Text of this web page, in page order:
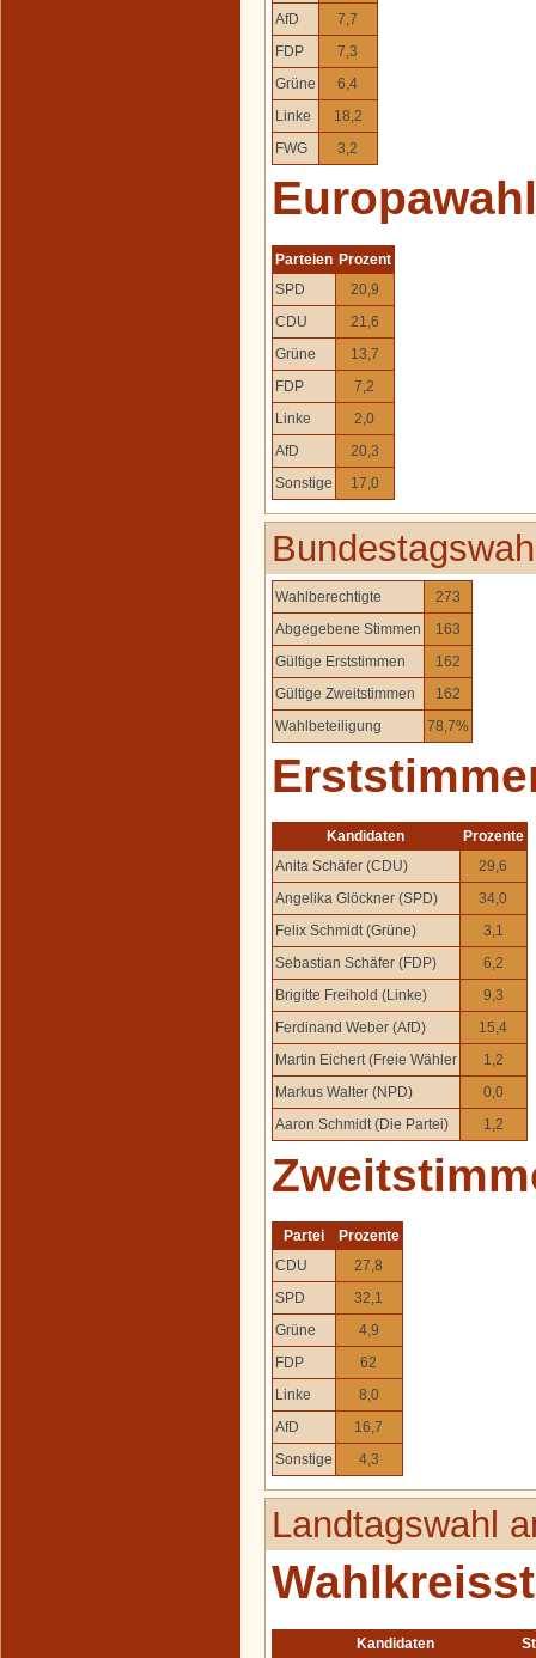
AfD
7,7
FDP
7,3
Grüne
6,4
Linke
18,2
FWG
3,2
Europawahl
Parteien Prozent
SPD
20,9
CDU
21,6
Grüne
13,7
FDP
7,2
Linke
2,0
AfD
20,3
Sonstige
17,0
Wahlberechtigte
273
Abgegebene Stimmen
163
Gültige Erststimmen
162
Gültige Zweitstimmen
162
Wahlbeteiligung
78,7%
Kandidaten
Prozente
Anita Schäfer (CDU)
29,6
Angelika Glöckner (SPD)
34,0
Felix Schmidt (Grüne)
3,1
Sebastian Schäfer (FDP)
6,2
Brigitte Freihold (Linke)
9,3
Ferdinand Weber (AfD)
15,4
Martin Eichert (Freie Wähler
1,2
Markus Walter (NPD)
0,0
Aaron Schmidt (Die Partei)
1,2
Partei
Prozente
CDU
27,8
SPD
32,1
Grüne
4,9
FDP
62
Linke
8,0
AfD
16,7
Sonstige
4,3
Landtagswahl
Kandidaten